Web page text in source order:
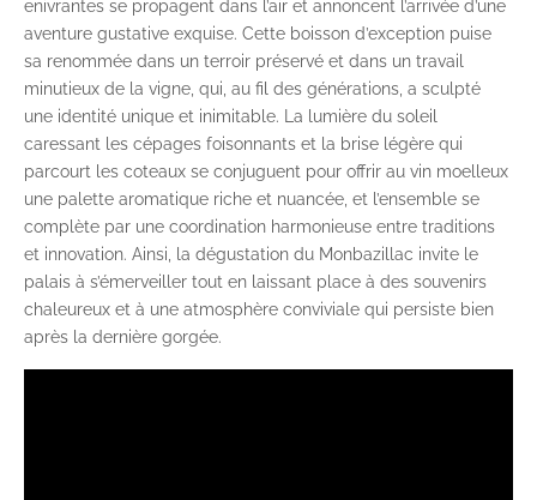
enivrantes se propagent dans l’air et annoncent l’arrivée d’une
aventure gustative exquise. Cette boisson d’exception puise
sa renommée dans un terroir préservé et dans un travail
minutieux de la vigne, qui, au fil des générations, a sculpté
une identité unique et inimitable. La lumière du soleil
caressant les cépages foisonnants et la brise légère qui
parcourt les coteaux se conjuguent pour offrir au vin moelleux
une palette aromatique riche et nuancée, et l’ensemble se
complète par une coordination harmonieuse entre traditions
et innovation. Ainsi, la dégustation du Monbazillac invite le
palais à s’émerveiller tout en laissant place à des souvenirs
chaleureux et à une atmosphère conviviale qui persiste bien
après la dernière gorgée.